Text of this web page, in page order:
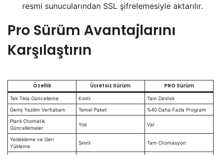
resmi sunucularından SSL şifrelemesiyle aktarılır.
Pro Sürüm Avantajlarını
Karşılaştırın
Özellik Ücretsiz Sürüm PRO Sürüm
Tek Tıkla Güncelleme Kısıtlı
Tam Destek
Geniş Yazılım Veritabanı
Temel Paket
%40 Daha Fazla Program
Planlı Otomatik
Güncellemeler
Yok Var
Yedekleme ve Geri
Yükleme
Sınırlı Tam Otomasyon